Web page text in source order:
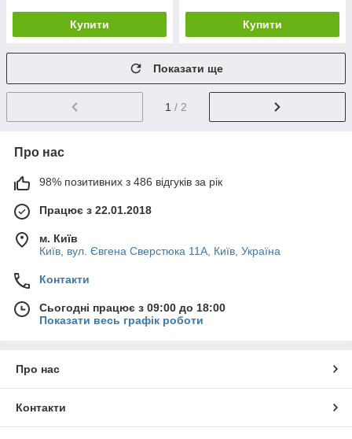
Купити Купити
Показати ще
1 / 2
Про нас
98% позитивних з 486 відгуків за рік
Працює з 22.01.2018
м. Київ
Київ, вул. Євгена Сверстюка 11А, Київ, Україна
Контакти
Сьогодні працює з 09:00 до 18:00
Показати весь графік роботи
Про нас
Контакти